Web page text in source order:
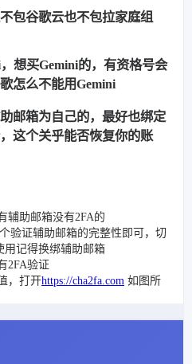
包谷歌云也不包拉家庭组
想买Gemini的，有资格号会
怎么不能用Gemini
邮箱为自己的，最好也绑定
这个关乎能否恢复你的账
辅助邮箱没有2FA的
验证辅助邮箱的完整性即可，切
用记得换绑辅助邮箱
2FA验证
，打开https://cha2fa.com 如图所